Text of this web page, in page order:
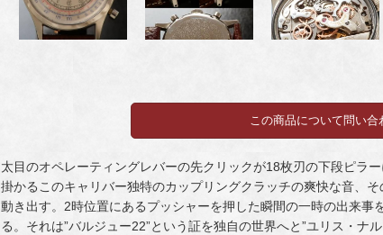
太目のオペレーティングレバーの先クリックが18枚刃の下段ピラ
掛かるこのキャリバー独特のカップリングクラッチの爽快な音、
動き出す。2時位置にあるプッシャーを押した瞬間の一時の出来事
る。それは”バルジュー22”という証を独自の世界へと”ユリス・ナ